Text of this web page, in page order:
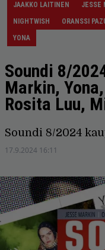
JAAKKO LAITINEN
JESSE
NIGHTWISH
ORANSSI
YONA
Soundi 8/
Markin,
Rosita Luu,
Soundi 8/2024
17.9.2024 16:11